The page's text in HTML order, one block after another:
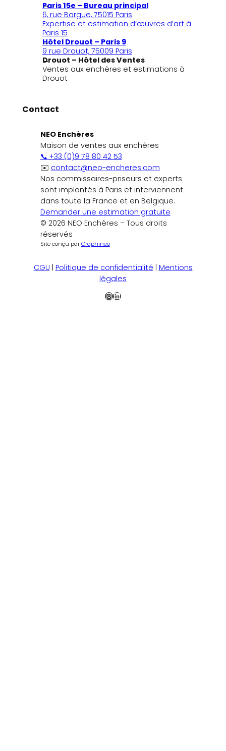
Paris 15e – Bureau principal
6, rue Bargue, 75015 Paris
Expertise et estimation d’œuvres d’art à
Paris 15
Hôtel Drouot – Paris 9
9 rue Drouot, 75009 Paris
Drouot – Hôtel des Ventes
Ventes aux enchères et estimations à
Drouot
Contact
NEO Enchères
Maison de ventes aux enchères
📞 +33 (0)9 78 80 42 53
✉️ contact@neo-encheres.com
Nos commissaires-priseurs et experts
sont implantés à Paris et interviennent
dans toute la France et en Belgique.
Demander une estimation gratuite
© 2026 NEO Enchères – Tous droits
réservés
Site conçu parGraphineo
CGU Politique de confidentialité Mentions
légales
Instagram
LinkedIn